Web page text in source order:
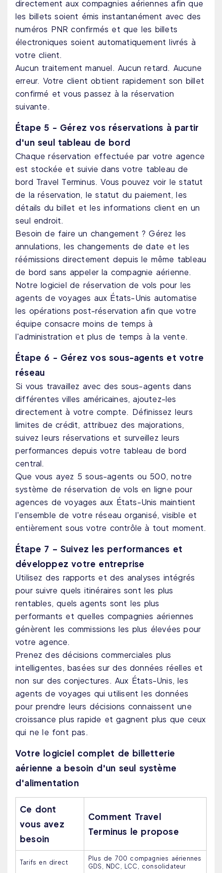
directement aux compagnies aériennes afin que
les billets soient émis instantanément avec des
numéros PNR confirmés et que les billets
électroniques soient automatiquement livrés à
votre client.
Aucun traitement manuel. Aucun retard. Aucune
erreur. Votre client obtient rapidement son billet
confirmé et vous passez à la réservation
suivante.
Étape 5 - Gérez vos réservations à partir
d'un seul tableau de bord
Chaque réservation effectuée par votre agence
est stockée et suivie dans votre tableau de
bord Travel Terminus. Vous pouvez voir le statut
de la réservation, le statut du paiement, les
détails du billet et les informations client en un
seul endroit.
Besoin de faire un changement ? Gérez les
annulations, les changements de date et les
réémissions directement depuis le même tableau
de bord sans appeler la compagnie aérienne.
Notre logiciel de réservation de vols pour les
agents de voyages aux États-Unis automatise
les opérations post-réservation afin que votre
équipe consacre moins de temps à
l'administration et plus de temps à la vente.
Étape 6 - Gérez vos sous-agents et votre
réseau
Si vous travaillez avec des sous-agents dans
différentes villes américaines, ajoutez-les
directement à votre compte. Définissez leurs
limites de crédit, attribuez des majorations,
suivez leurs réservations et surveillez leurs
performances depuis votre tableau de bord
central.
Que vous ayez 5 sous-agents ou 500, notre
système de réservation de vols en ligne pour
agences de voyages aux États-Unis maintient
l'ensemble de votre réseau organisé, visible et
entièrement sous votre contrôle à tout moment.
Étape 7 – Suivez les performances et
développez votre entreprise
Utilisez des rapports et des analyses intégrés
pour suivre quels itinéraires sont les plus
rentables, quels agents sont les plus
performants et quelles compagnies aériennes
génèrent les commissions les plus élevées pour
votre agence.
Prenez des décisions commerciales plus
intelligentes, basées sur des données réelles et
non sur des conjectures. Aux États-Unis, les
agents de voyages qui utilisent les données
pour prendre leurs décisions connaissent une
croissance plus rapide et gagnent plus que ceux
qui ne le font pas.
Votre logiciel complet de billetterie
aérienne a besoin d'un seul système
d'alimentation
Ce dont
vous avez
besoin
Comment Travel
Terminus le propose
Tarifs en direct
Plus de 700 compagnies aériennes
GDS, NDC, LCC, consolidateur